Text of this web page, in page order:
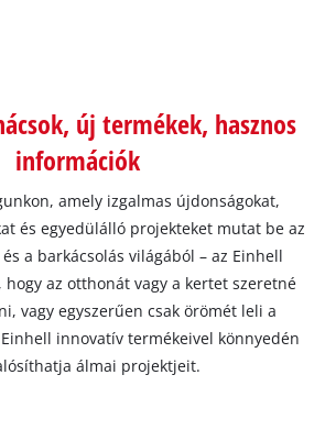
új termékek, hasznos
információk
amely izgalmas újdonságokat,
és egyedülálló projekteket mutat be az
a barkácsolás világából – az Einhell
az otthonát vagy a kertet szeretné
vagy egyszerűen csak örömét leli a
innovatív termékeivel könnyedén
álmai projektjeit.